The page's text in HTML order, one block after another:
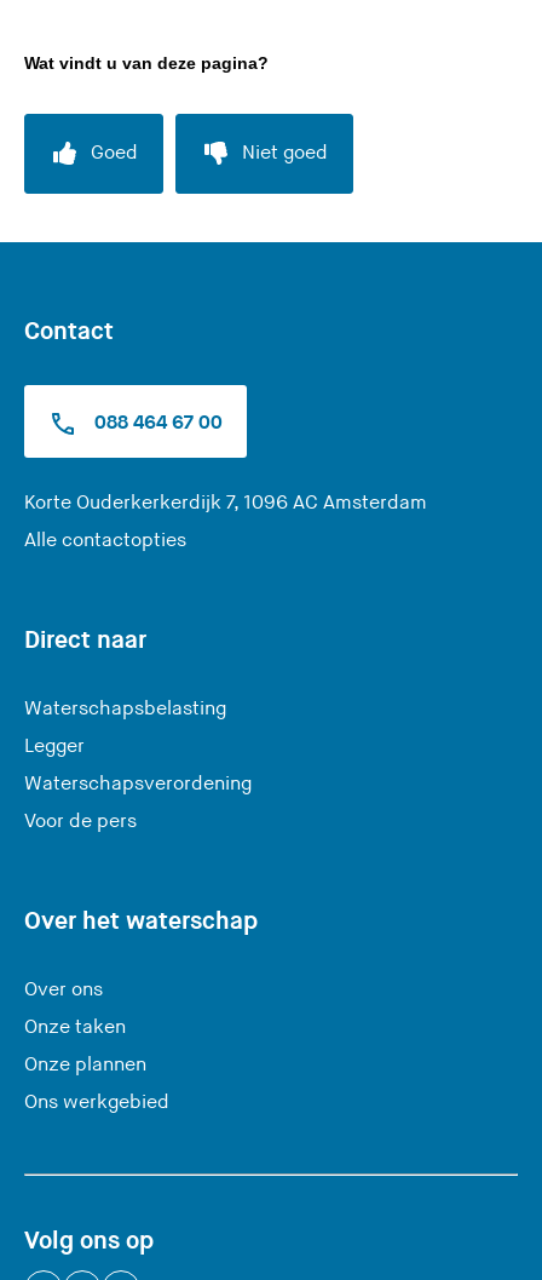
Wat vindt u van deze pagina?
Goed Niet goed
Contact
088 464 67 00
Korte Ouderkerkerdijk 7, 1096 AC Amsterdam
Alle contactopties
Direct naar
Waterschapsbelasting
Legger
Waterschapsverordening
Voor de pers
Over het waterschap
Over ons
Onze taken
Onze plannen
Ons werkgebied
Volg ons op